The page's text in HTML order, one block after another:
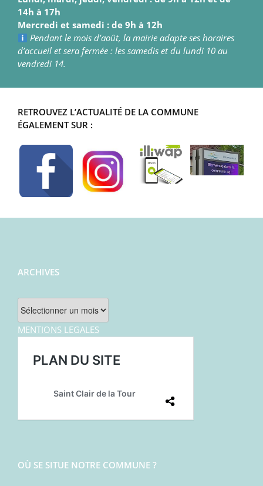
14h à 17h
Mercredi et samedi : de 9h à 12h
Pendant le mois d’août, la mairie adapte ses horaires
d’accueil et sera fermée : les samedis et du lundi 10 au
vendredi 14.
RETROUVEZ L’ACTUALITÉ DE LA COMMUNE
ÉGALEMENT SUR :
ARCHIVES
Archives
MENTIONS LEGALES
OÙ SE SITUE NOTRE COMMUNE ?